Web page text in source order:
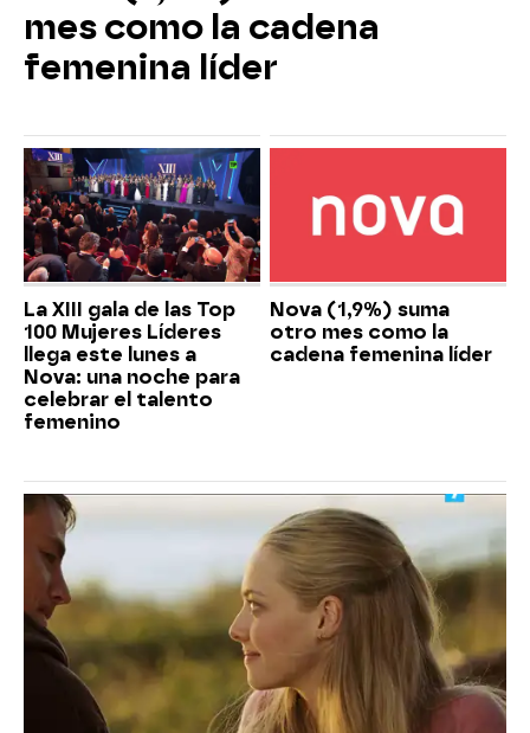
mes como la cadena
femenina líder
La XIII gala de las Top
100 Mujeres Líderes
llega este lunes a
Nova: una noche para
celebrar el talento
femenino
Nova (1,9%) suma
otro mes como la
cadena femenina líder